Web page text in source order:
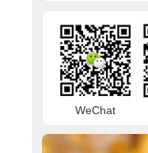
WeChat